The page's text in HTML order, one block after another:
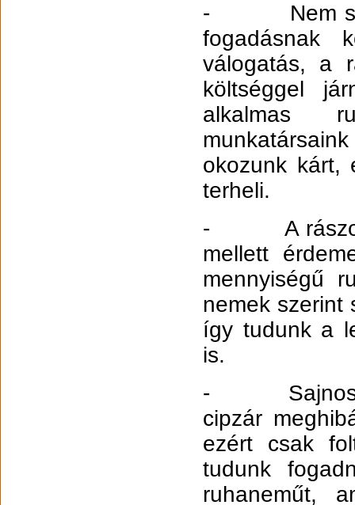
- Nem
fogadásnak
válogatás, a
költséggel
alkalmas
okozunk kárt,
terheli.
- A
mellett
mennyiségű
nemek szerint
így tudunk a
is.
- Sajnos
cipzár
ezért csak
tudunk
ruhaneműt,